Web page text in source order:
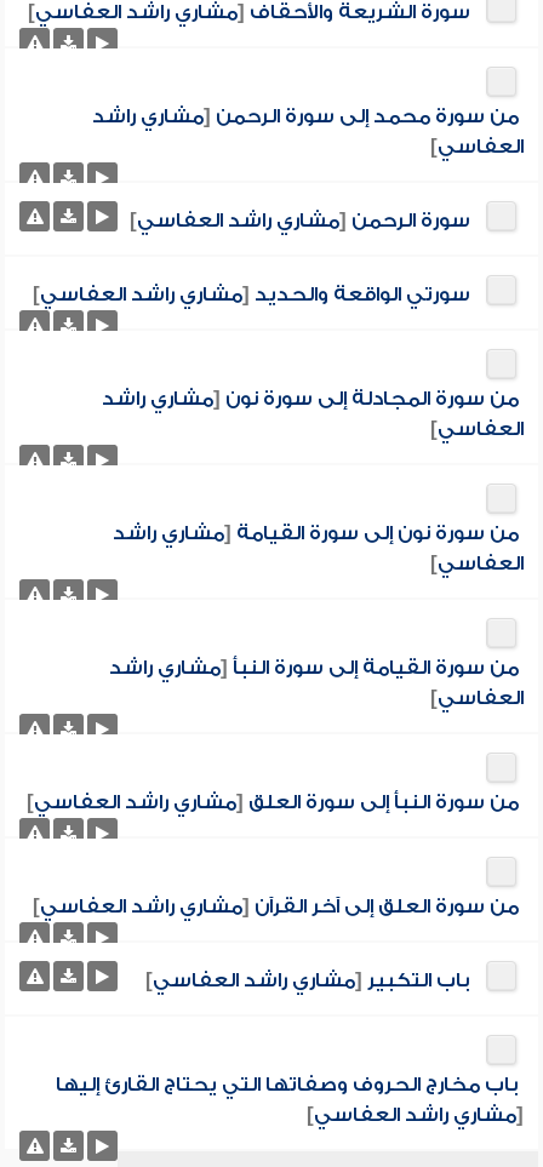
سورة الشريعة والأحقاف [مشاري راشد العفاسي]
من سورة محمد إلى سورة الرحمن [مشاري راشد
العفاسي]
سورة الرحمن [مشاري راشد العفاسي]
سورتي الواقعة والحديد [مشاري راشد العفاسي]
من سورة المجادلة إلى سورة نون [مشاري راشد
العفاسي]
من سورة نون إلى سورة القيامة [مشاري راشد
العفاسي]
من سورة القيامة إلى سورة النبأ [مشاري راشد
العفاسي]
من سورة النبأ إلى سورة العلق [مشاري راشد العفاسي]
من سورة العلق إلى آخر القرآن [مشاري راشد العفاسي]
باب التكبير [مشاري راشد العفاسي]
باب مخارج الحروف وصفاتها التي يحتاج القارئ إليها
[مشاري راشد العفاسي]